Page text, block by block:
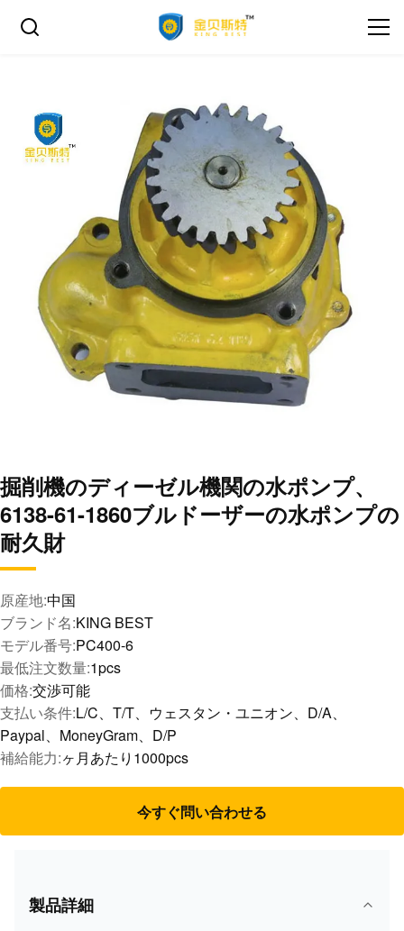
掘削機のディーゼル機関の水ポンプ、
6138-61-1860ブルドーザーの水ポンプの
耐久財
原産地:中国
ブランド名:KING BEST
モデル番号:PC400-6
最低注文数量:1pcs
価格:交渉可能
支払い条件:L/C、T/T、ウェスタン・ユニオン、D/A、
Paypal、MoneyGram、D/P
補給能力:ヶ月あたり1000pcs
今すぐ問い合わせる
製品詳細